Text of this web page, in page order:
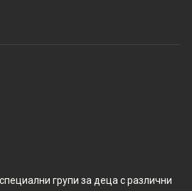
групи за деца с различни